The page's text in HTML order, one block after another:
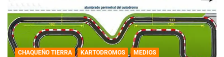
CHAQUEÑO TIERRA KARTODROMOS MEDIOS